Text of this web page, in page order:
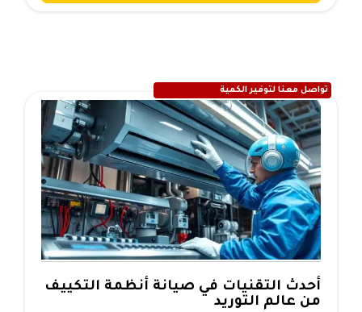
تواصل معنا لتوفير الكمية
أحدث التقنيات في صيانة أنظمة التكييف
من عالم التوريد